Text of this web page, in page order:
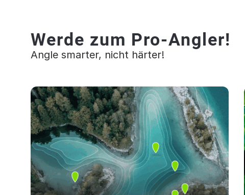
Werde zum Pro-Angler!
Angle smarter, nicht härter!